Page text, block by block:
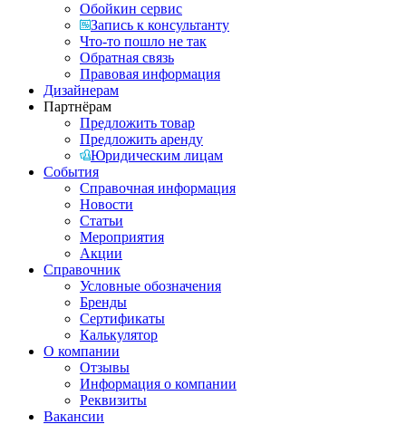
Обойкин сервис
Запись к консультанту
Что-то пошло не так
Обратная связь
Правовая информация
Дизайнерам
Партнёрам
Предложить товар
Предложить аренду
Юридическим лицам
События
Справочная информация
Новости
Статьи
Мероприятия
Акции
Справочник
Условные обозначения
Бренды
Сертификаты
Калькулятор
О компании
Отзывы
Информация о компании
Реквизиты
Вакансии